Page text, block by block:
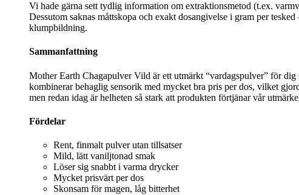
Vi hade gärna sett tydlig information om extraktionsmetod (t.ex.
Dessutom saknas måttskopa och exakt dosangivelse i gram per
klumpbildning.
Sammanfattning
Mother Earth Chagapulver Vild är ett utmärkt “vardagspulver” för
kombinerar behaglig sensorik med mycket bra pris per dos, vilket
men redan idag är helheten så stark att produkten förtjänar vår
Fördelar
Rent, finmalt pulver utan tillsatser
Mild, lätt vaniljtonad smak
Löser sig snabbt i varma drycker
Mycket prisvärt per dos
Skonsam för magen, låg bitterhet